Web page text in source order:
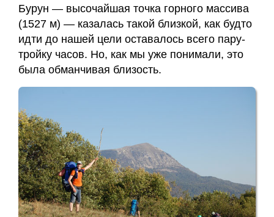
Бурун — высочайшая точка горного массива
(1527 м) — казалась такой близкой, как будто
идти до нашей цели оставалось всего пару-
тройку часов. Но, как мы уже понимали, это
была обманчивая близость.